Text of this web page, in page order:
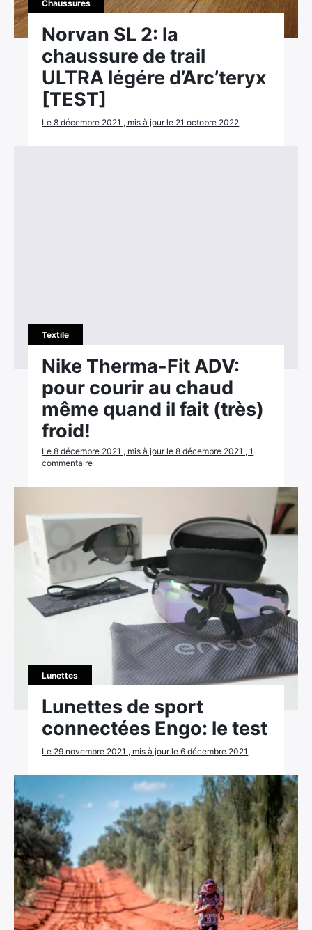
Chaussures
Norvan SL 2: la
chaussure de trail
ULTRA légére d’Arc’teryx
[TEST]
Le 8 décembre 2021 , mis à jour le 21 octobre 2022
Textile
Nike Therma-Fit ADV:
pour courir au chaud
même quand il fait (très)
froid!
Le 8 décembre 2021 , mis à jour le 8 décembre 2021 , 1
commentaire
Lunettes
Lunettes de sport
connectées Engo: le test
Le 29 novembre 2021 , mis à jour le 6 décembre 2021